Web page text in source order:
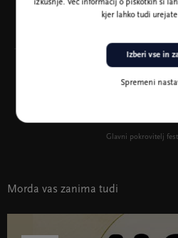
Glavni pokrovitelj
Morda vas zanima tudi
izkušnje. Več informacij o piškotkih si
kjer lahko tudi
Spremeni
Izberi vse in